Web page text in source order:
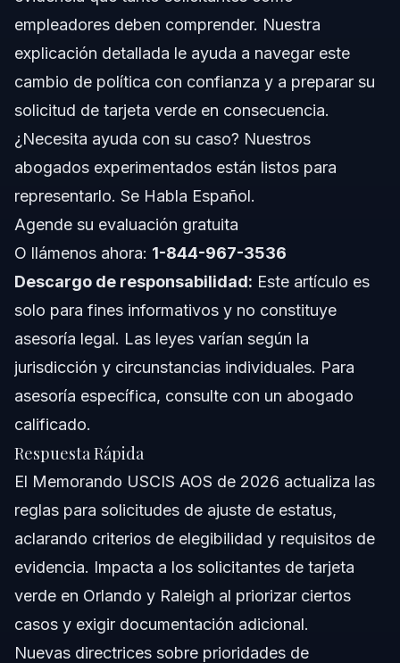
Paso 3: Presente Correctamente el Formulario I-485
Procesamiento de USCIS
Paso 5: Responda Rápidamente a Solicitudes de
Errores Comunes que debe Evitar en su Solicitud
Cronograma y Qué Esperar en el Procesamiento
Notas sobre NC, FL y a Nivel Nacional
Notas sobre Carolina del Norte
Conceptos a Nivel Nacional
Cuándo Llamar a un Abogado Ahora
Acerca de Vasquez Law Firm
Preguntas Frecuentes
empleadores deben comprender. Nuestra
explicación detallada le ayuda a navegar este
cambio de política con confianza y a preparar su
solicitud de tarjeta verde en consecuencia.
¿Necesita ayuda con su caso? Nuestros
abogados experimentados están listos para
representarlo. Se Habla Español.
Agende su evaluación gratuita
O llámenos ahora: 1-844-967-3536
Descargo de responsabilidad: Este artículo es
solo para fines informativos y no constituye
asesoría legal. Las leyes varían según la
jurisdicción y circunstancias individuales. Para
asesoría específica, consulte con un abogado
calificado.
Respuesta Rápida
El Memorando USCIS AOS de 2026 actualiza las
reglas para solicitudes de ajuste de estatus,
aclarando criterios de elegibilidad y requisitos de
evidencia. Impacta a los solicitantes de tarjeta
verde en Orlando y Raleigh al priorizar ciertos
casos y exigir documentación adicional.
Nuevas directrices sobre prioridades de